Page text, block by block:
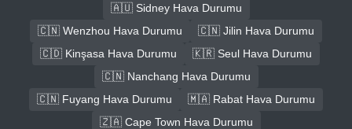
🇦🇺 Sidney Hava Durumu
🇨🇳 Wenzhou Hava Durumu
🇨🇳 Jilin Hava Durumu
🇨🇩 Kinşasa Hava Durumu
🇰🇷 Seul Hava Durumu
🇨🇳 Nanchang Hava Durumu
🇨🇳 Fuyang Hava Durumu
🇲🇦 Rabat Hava Durumu
🇿🇦 Cape Town Hava Durumu